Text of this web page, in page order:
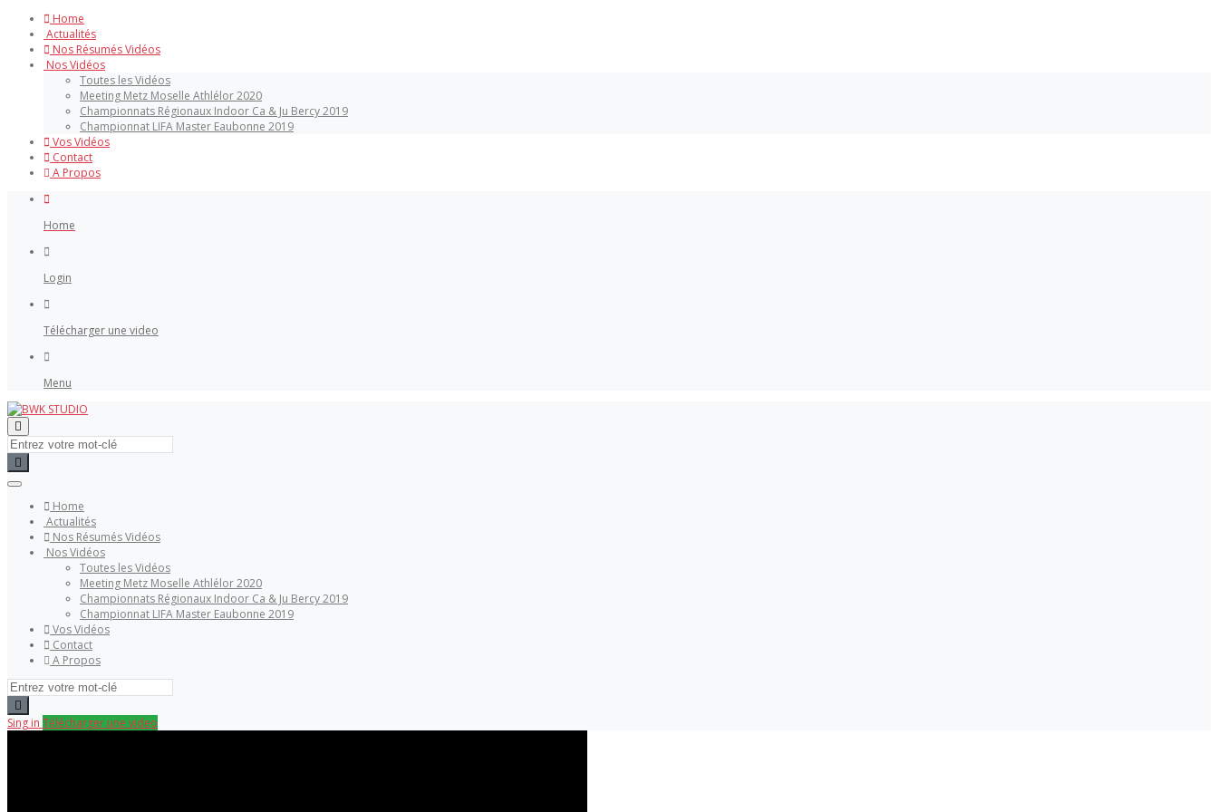
Home
Actualités
Nos Résumés Vidéos
Nos Vidéos
Toutes les Vidéos
Meeting Metz Moselle Athlélor 2020
Championnats Régionaux Indoor Ca & Ju Bercy 2019
Championnat LIFA Master Eaubonne 2019
Vos Vidéos
Contact
A Propos
Home
Login
Télécharger une video
Menu
Home
Actualités
Nos Résumés Vidéos
Nos Vidéos
Toutes les Vidéos
Meeting Metz Moselle Athlélor 2020
Championnats Régionaux Indoor Ca & Ju Bercy 2019
Championnat LIFA Master Eaubonne 2019
Vos Vidéos
Contact
A Propos
Sing in Télécharger une video